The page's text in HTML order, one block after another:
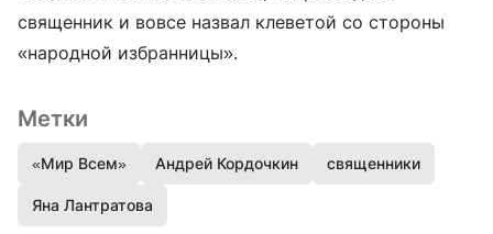
священник и вовсе назвал клеветой со стороны
«народной избранницы».
Метки
«Мир Всем» Андрей Кордочкин священники
Яна Лантратова